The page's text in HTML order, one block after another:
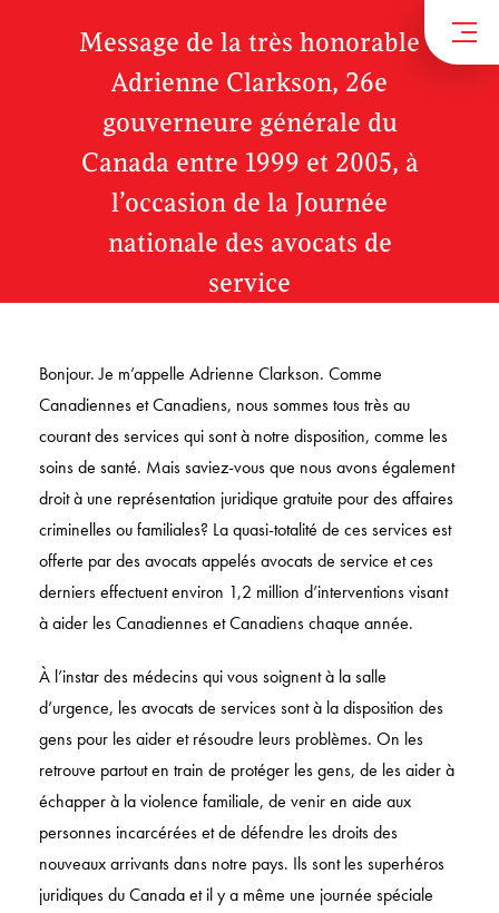
Message de la très honorable
Adrienne Clarkson, 26e
gouverneure générale du
Canada entre 1999 et 2005, à
l’occasion de la Journée
nationale des avocats de
service
Bonjour. Je m’appelle Adrienne Clarkson. Comme
Canadiennes et Canadiens, nous sommes tous très au
courant des services qui sont à notre disposition, comme les
soins de santé. Mais saviez-vous que nous avons également
droit à une représentation juridique gratuite pour des affaires
criminelles ou familiales? La quasi-totalité de ces services est
offerte par des avocats appelés avocats de service et ces
derniers effectuent environ 1,2 million d’interventions visant
à aider les Canadiennes et Canadiens chaque année.
À l’instar des médecins qui vous soignent à la salle
d’urgence, les avocats de services sont à la disposition des
gens pour les aider et résoudre leurs problèmes. On les
retrouve partout en train de protéger les gens, de les aider à
échapper à la violence familiale, de venir en aide aux
personnes incarcérées et de défendre les droits des
nouveaux arrivants dans notre pays. Ils sont les superhéros
juridiques du Canada et il y a même une journée spéciale